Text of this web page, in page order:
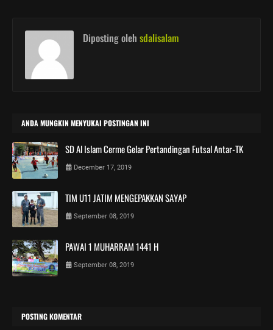
Diposting oleh sdalisalam
ANDA MUNGKIN MENYUKAI POSTINGAN INI
SD Al Islam Cerme Gelar Pertandingan Futsal Antar-TK
December 17, 2019
TIM U11 JATIM MENGEPAKKAN SAYAP
September 08, 2019
PAWAI 1 MUHARRAM 1441 H
September 08, 2019
POSTING KOMENTAR